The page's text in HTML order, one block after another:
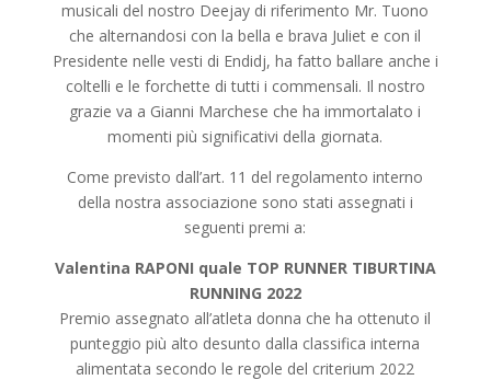
musicali del nostro Deejay di riferimento Mr. Tuono
che alternandosi con la bella e brava Juliet e con il
Presidente nelle vesti di Endidj, ha fatto ballare anche i
coltelli e le forchette di tutti i commensali. Il nostro
grazie va a Gianni Marchese che ha immortalato i
momenti più significativi della giornata.
Come previsto dall’art. 11 del regolamento interno
della nostra associazione sono stati assegnati i
seguenti premi a:
Valentina RAPONI quale TOP RUNNER TIBURTINA
RUNNING 2022
Premio assegnato all’atleta donna che ha ottenuto il
punteggio più alto desunto dalla classifica interna
alimentata secondo le regole del criterium 2022